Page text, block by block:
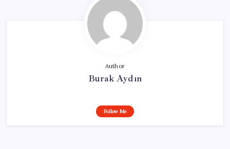
Author
Burak Aydın
Follow Me